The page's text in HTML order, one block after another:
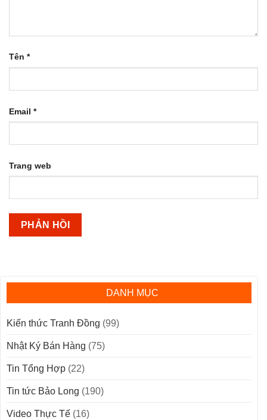
Tên *
Email *
Trang web
DANH MỤC
Kiến thức Tranh Đồng (99)
Nhật Ký Bán Hàng (75)
Tin Tổng Hợp (22)
Tin tức Bảo Long (190)
Video Thực Tế (16)